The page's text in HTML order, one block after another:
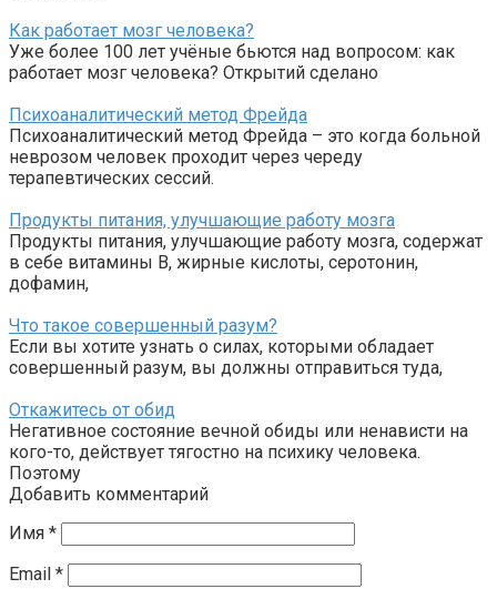
Как работает мозг человека?
Уже более 100 лет учёные бьются над вопросом: как
работает мозг человека? Открытий сделано
Психоаналитический метод Фрейда
Психоаналитический метод Фрейда – это когда больной
неврозом человек проходит через череду
терапевтических сессий.
Продукты питания, улучшающие работу мозга
Продукты питания, улучшающие работу мозга, содержат
в себе витамины В, жирные кислоты, серотонин,
дофамин,
Что такое совершенный разум?
Если вы хотите узнать о силах, которыми обладает
совершенный разум, вы должны отправиться туда,
Откажитесь от обид
Негативное состояние вечной обиды или ненависти на
кого-то, действует тягостно на психику человека.
Поэтому
Добавить комментарий
Имя *
Email *